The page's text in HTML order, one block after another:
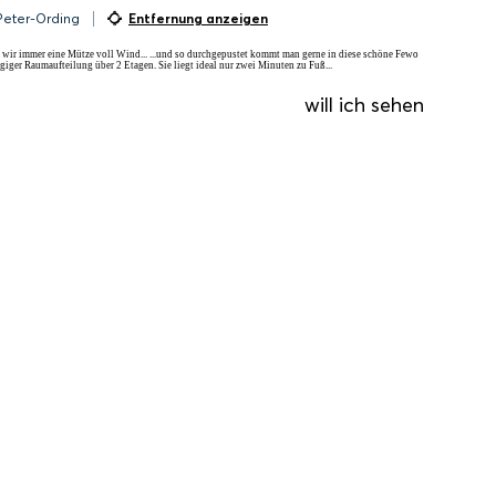
Ording Entfernung anzeigen
wir immer eine Mütze voll Wind... ...und so durchgepustet kommt man gerne in diese schöne Fewo
Raumaufteilung über 2 Etagen. Sie liegt ideal nur zwei Minuten zu Fuß...
will ich sehen